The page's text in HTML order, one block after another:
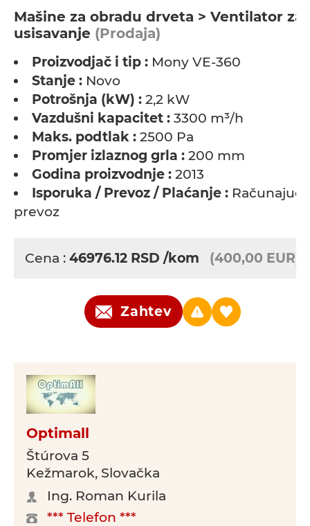
Мašine za obradu drveta > Ventilator za
usisavanje (Prodaja)
Proizvodjač i tip : Mony VE-360
Stanje : Novo
Potrošnja (kW) : 2,2 kW
Vazdušni kapacitet : 3300 m³/h
Maks. podtlak : 2500 Pa
Promjer izlaznog grla : 200 mm
Godina proizvodnje : 2013
Isporuka / Prevoz / Plaćanje : Računajući
prevoz
Cena : 46976.12 RSD /kom (400,00 EUR)
Zahtev
Optimall
Štúrova 5
Kežmarok, Slovačka
Ing. Roman Kurila
*** Telefon ***